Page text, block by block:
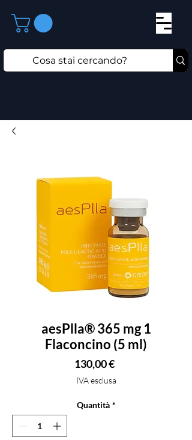
aesPlla® 365 mg 1
Flaconcino (5 ml)
130,00 €Prezzo
IVA esclusa
Quantità *